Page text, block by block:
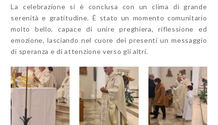
La celebrazione si è conclusa con un clima di grande
serenità e gratitudine. È stato un momento comunitario
molto bello, capace di unire preghiera, riflessione ed
emozione, lasciando nel cuore dei presenti un messaggio
di speranza e di attenzione verso gli altri.